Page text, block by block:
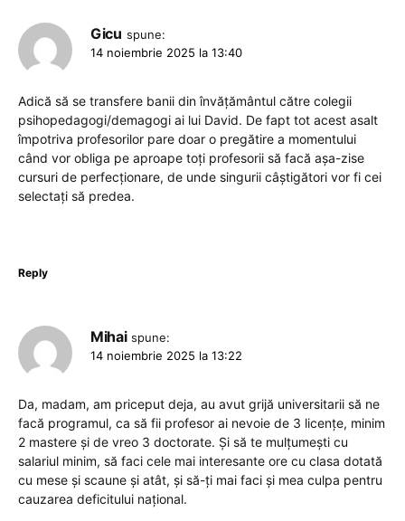
Gicu spune:
14 noiembrie 2025 la 13:40
Adică să se transfere banii din învățământul către colegii
psihopedagogi/demagogi ai lui David. De fapt tot acest asalt
împotriva profesorilor pare doar o pregătire a momentului
când vor obliga pe aproape toți profesorii să facă așa-zise
cursuri de perfecționare, de unde singurii câștigători vor fi cei
selectați să predea.
Reply
Mihai spune:
14 noiembrie 2025 la 13:22
Da, madam, am priceput deja, au avut grijă universitarii să ne
facă programul, ca să fii profesor ai nevoie de 3 licențe, minim
2 mastere și de vreo 3 doctorate. Și să te mulțumești cu
salariul minim, să faci cele mai interesante ore cu clasa dotată
cu mese și scaune și atât, și să-ți mai faci și mea culpa pentru
cauzarea deficitului național.